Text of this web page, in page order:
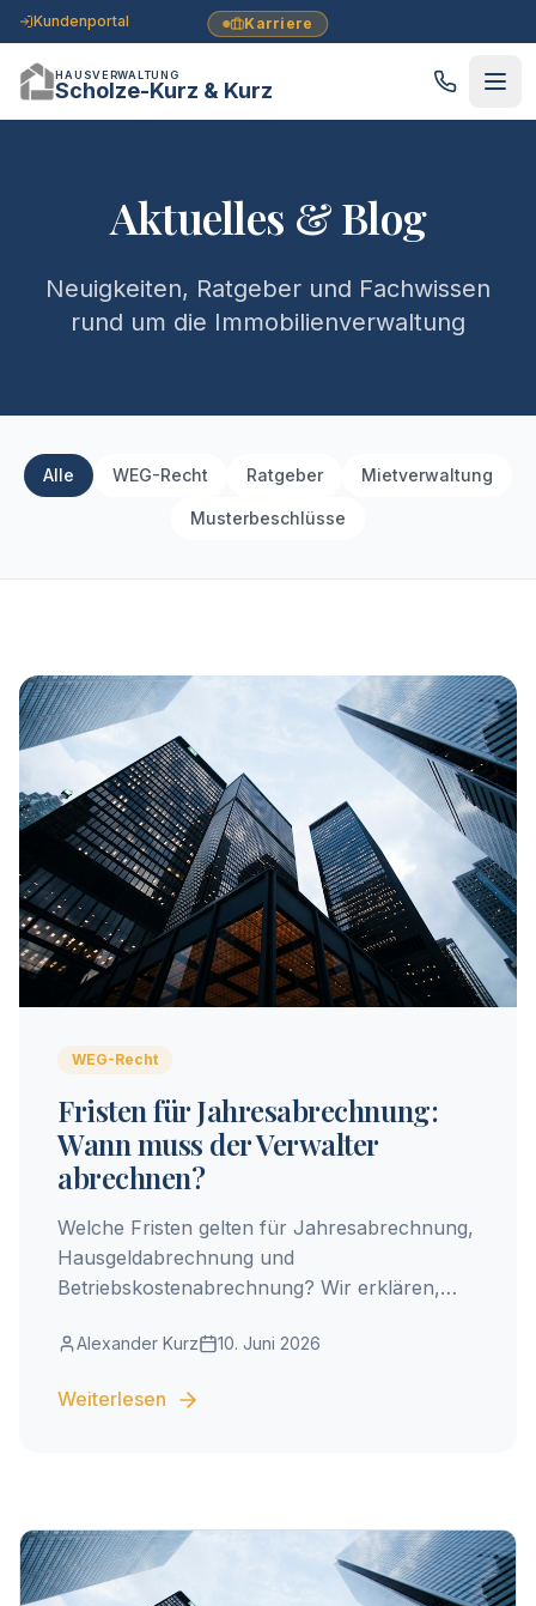
Karriere
Kundenportal
HAUSVERWALTUNG
Scholze-Kurz & Kurz
Aktuelles & Blog
Neuigkeiten, Ratgeber und Fachwissen
rund um die Immobilienverwaltung
Alle WEG-Recht Ratgeber Mietverwaltung
Musterbeschlüsse
WEG-Recht
Fristen für Jahresabrechnung:
Wann muss der Verwalter
abrechnen?
Welche Fristen gelten für Jahresabrechnung,
Hausgeldabrechnung und
Betriebskostenabrechnung? Wir erklären,
was bei Verspätung passiert.
Alexander Kurz 10. Juni 2026
Weiterlesen